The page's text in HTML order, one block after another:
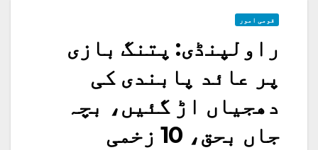
قومی امور
راولپنڈی: پتنگ بازی
پر عائد پابندی کی
دھجیاں اڑ گئیں، بچہ
جاں بحق، 10 زخمی